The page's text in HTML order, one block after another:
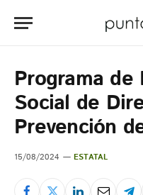
Programa de
Social de
Prevención
15/08/2024 ESTATAL